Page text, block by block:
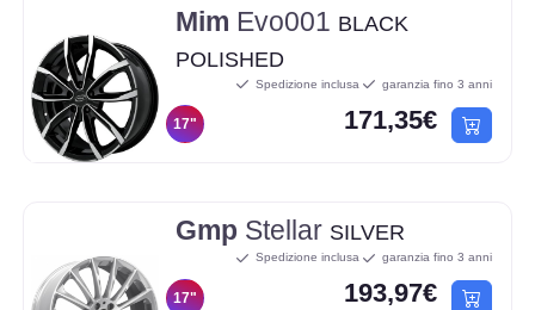
Mim Evo001 BLACK
POLISHED
17"
Spedizione inclusa garanzia fino 3 anni
171,35€
Gmp Stellar SILVER
17"
Spedizione inclusa garanzia fino 3 anni
193,97€